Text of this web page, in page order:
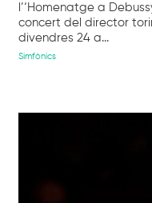
l’‘Homenatge a
concert del director
divendres 24 a...
Simfònics